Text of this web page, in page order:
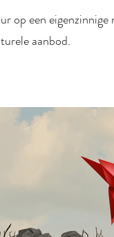
op een eigenzinnige
aanbod.